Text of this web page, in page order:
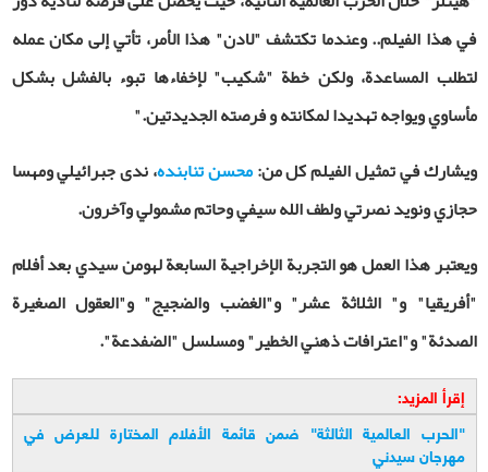
في هذا الفيلم.. وعندما تكتشف "لادن" هذا الأمر، تأتي إلى مكان عمله
لتطلب المساعدة، ولكن خطة "شكيب" لإخفاءها تبوء بالفشل بشكل
مأساوي ويواجه تهديدا لمكانته و فرصته الجديدتين."
ويشارك في تمثيل الفيلم كل من:محسن تنابنده، ندى جبرائيلي ومهسا
حجازي ونويد نصرتي ولطف الله سيفي وحاتم مشمولي وآخرون.
ويعتبر هذا العمل هو التجربة الإخراجية السابعة لهومن سيدي بعد أفلام
"أفريقيا" و" الثلاثة عشر" و"الغضب والضجيج" و"العقول الصغيرة
الصدئة" و"اعترافات ذهني الخطير" ومسلسل "الضفدعة".
إقرأ المزيد:
"الحرب العالمية الثالثة" ضمن قائمة الأفلام المختارة للعرض في
مهرجان سيدني